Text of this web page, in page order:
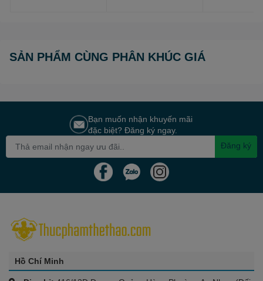
SẢN PHẨM CÙNG PHÂN KHÚC GIÁ
Bạn muốn nhận khuyến mãi
đặc biệt? Đăng ký ngay.
Đăng ký
Hồ Chí Minh